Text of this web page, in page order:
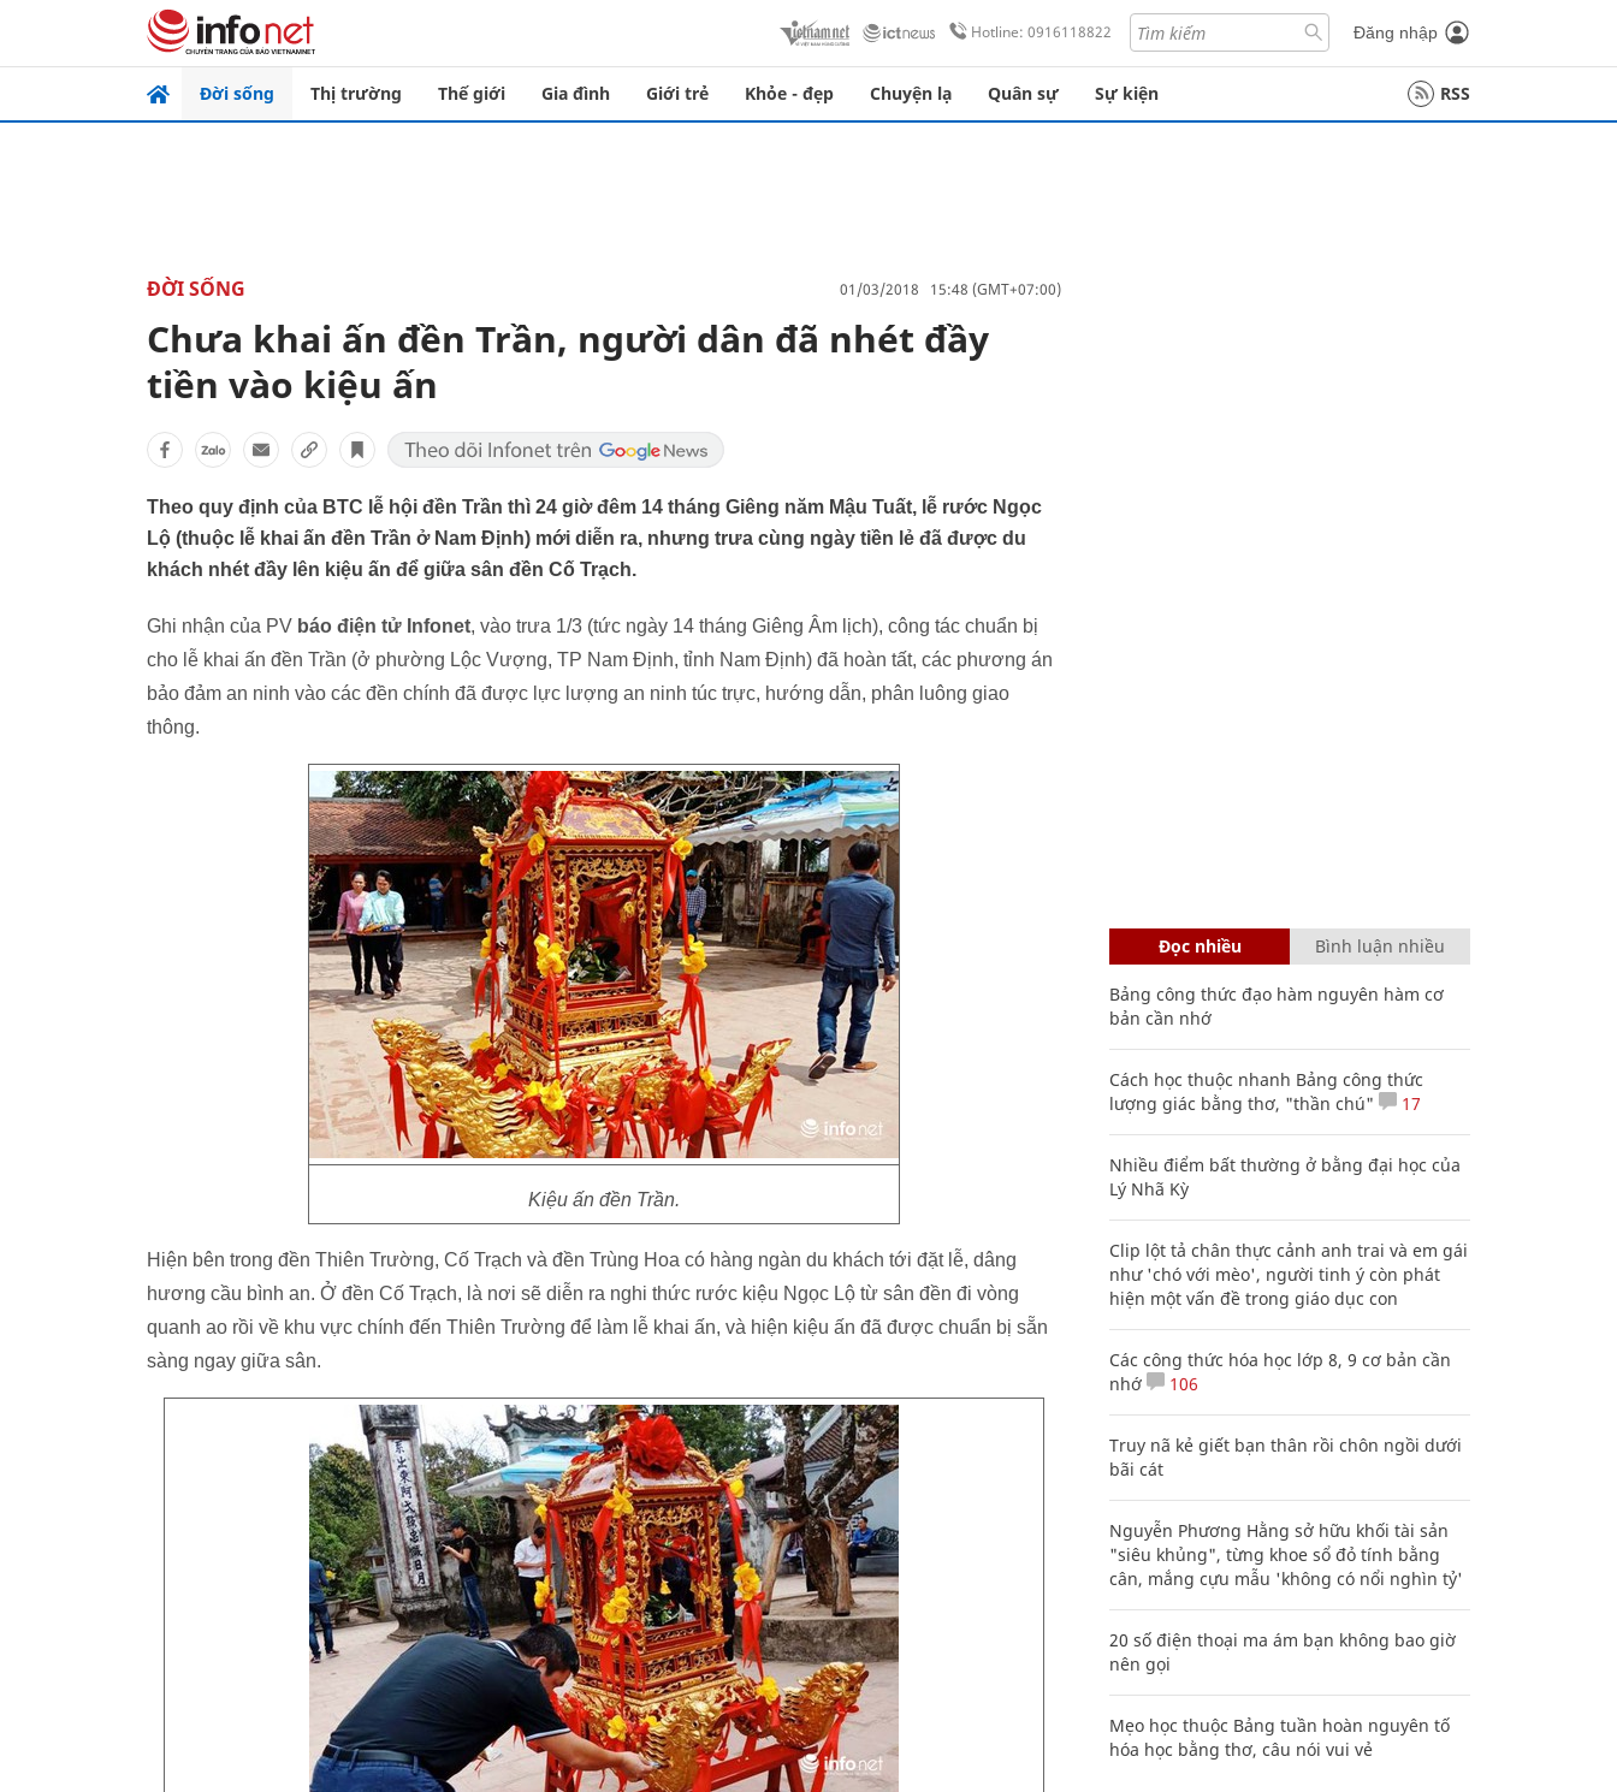
Hotline: 0916118822 Đăng nhập
Đời sống Thị trường Thế giới Gia đình Giới trẻ Khỏe - đẹp Chuyện lạ Quân sự Sự kiện RSS
ĐỜI SỐNG 01/03/2018 15:48 (GMT+07:00)
Chưa khai ấn đền Trần, người dân đã nhét đầy
tiền vào kiệu ấn
Theo quy định của BTC lễ hội đền Trần thì 24 giờ đêm 14 tháng Giêng năm Mậu Tuất, lễ rước Ngọc
Lộ (thuộc lễ khai ấn đền Trần ở Nam Định) mới diễn ra, nhưng trưa cùng ngày tiền lẻ đã được du
khách nhét đầy lên kiệu ấn để giữa sân đền Cố Trạch.
Ghi nhận của PV báo điện tử Infonet, vào trưa 1/3 (tức ngày 14 tháng Giêng Âm lịch), công tác chuẩn bị
cho lễ khai ấn đền Trần (ở phường Lộc Vượng, TP Nam Định, tỉnh Nam Định) đã hoàn tất, các phương án
bảo đảm an ninh vào các đền chính đã được lực lượng an ninh túc trực, hướng dẫn, phân luông giao
thông.
Kiệu ấn đền Trần.
Hiện bên trong đền Thiên Trường, Cố Trạch và đền Trùng Hoa có hàng ngàn du khách tới đặt lễ, dâng
hương cầu bình an. Ở đền Cố Trạch, là nơi sẽ diễn ra nghi thức rước kiệu Ngọc Lộ từ sân đền đi vòng
quanh ao rồi về khu vực chính đến Thiên Trường để làm lễ khai ấn, và hiện kiệu ấn đã được chuẩn bị sẵn
sàng ngay giữa sân.
Đọc nhiều Bình luận nhiều
Bảng công thức đạo hàm nguyên hàm cơ
bản cần nhớ
Cách học thuộc nhanh Bảng công thức
lượng giác bằng thơ, "thần chú"
17
Nhiều điểm bất thường ở bằng đại học của
Lý Nhã Kỳ
Clip lột tả chân thực cảnh anh trai và em gái
như 'chó với mèo', người tinh ý còn phát
hiện một vấn đề trong giáo dục con
Các công thức hóa học lớp 8, 9 cơ bản cần
nhớ
106
Truy nã kẻ giết bạn thân rồi chôn ngồi dưới
bãi cát
Nguyễn Phương Hằng sở hữu khối tài sản
"siêu khủng", từng khoe sổ đỏ tính bằng
cân, mắng cựu mẫu 'không có nổi nghìn tỷ'
20 số điện thoại ma ám bạn không bao giờ
nên gọi
Mẹo học thuộc Bảng tuần hoàn nguyên tố
hóa học bằng thơ, câu nói vui vẻ